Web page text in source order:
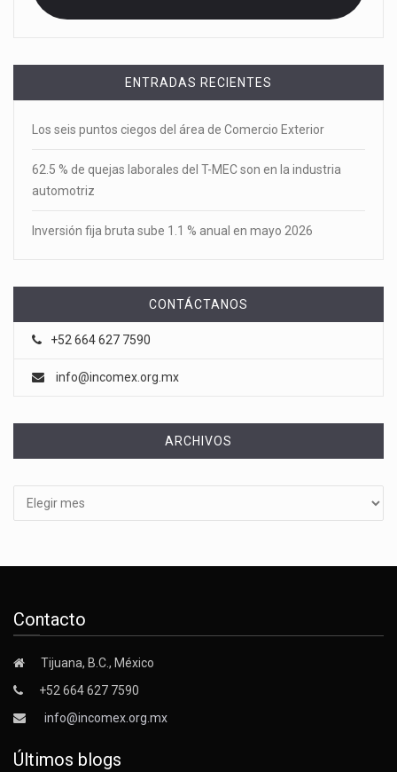
ENTRADAS RECIENTES
Los seis puntos ciegos del área de Comercio Exterior
62.5 % de quejas laborales del T-MEC son en la industria
automotriz
Inversión fija bruta sube 1.1 % anual en mayo 2026
CONTÁCTANOS
+52 664 627 7590
info@incomex.org.mx
ARCHIVOS
Contacto
Tijuana, B.C., México
+52 664 627 7590
info@incomex.org.mx
Últimos blogs